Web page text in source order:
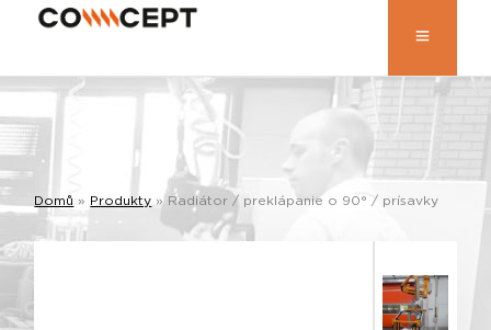
Domů » Produkty » Radiátor / preklápanie o 90° / prísavky